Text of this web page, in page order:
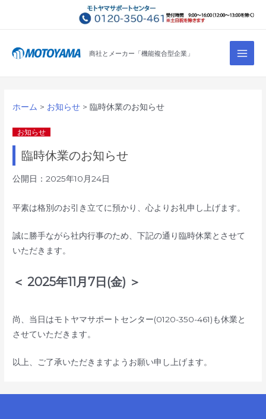
商社とメーカー「機能複合型企業」
Main
ホーム お知らせ 臨時休業のお知らせ
お知らせ
臨時休業のお知らせ
公開日：2025年10月24日
平素は格別のお引き立てに預かり、心よりお礼申し上げます。
誠に勝手ながら社内行事のため、下記の通り臨時休業とさせて
いただきます。
＜ 2025年11月7日(金) ＞
尚、当日はモトヤマサポートセンター(0120-350-461)も休業と
させていただきます。
以上、ご了承いただきますようお願い申し上げます。